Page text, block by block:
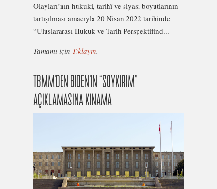
Olayları’nın hukuki, tarihî ve siyasi boyutlarının
tartışılması amacıyla 20 Nisan 2022 tarihinde
“Uluslararası Hukuk ve Tarih Perspektifind...
Tamamı için Tıklayın.
TBMM’DEN BIDEN’IN “SOYKIRIM”
AÇIKLAMASINA KINAMA